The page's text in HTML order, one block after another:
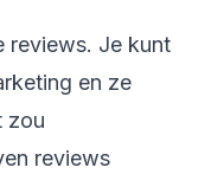
reviews. Je kunt
en ze
zou
reviews